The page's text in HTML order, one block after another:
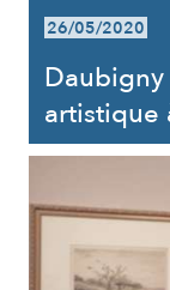
26/05/2020
artistique